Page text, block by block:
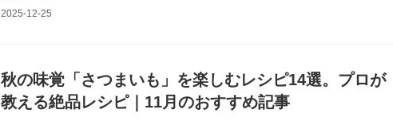
（『天然生活』2025年2月号掲載）
秋の味覚「さつまいも」を楽しむレシピ14選。プロが
教える絶品レシピ｜11月のおすすめ記事